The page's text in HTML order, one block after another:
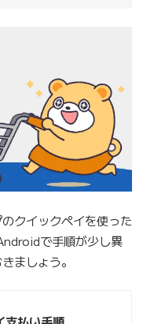
クイックペイを使った
で手順が少し異
ましょう。